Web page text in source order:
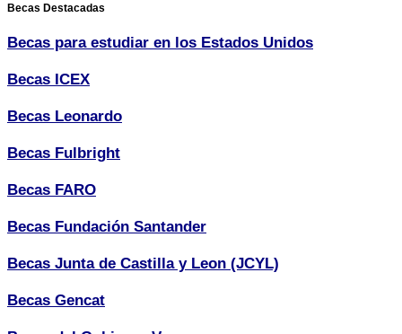
Becas Destacadas
Becas para estudiar en los Estados Unidos
Becas ICEX
Becas Leonardo
Becas Fulbright
Becas FARO
Becas Fundación Santander
Becas Junta de Castilla y Leon (JCYL)
Becas Gencat